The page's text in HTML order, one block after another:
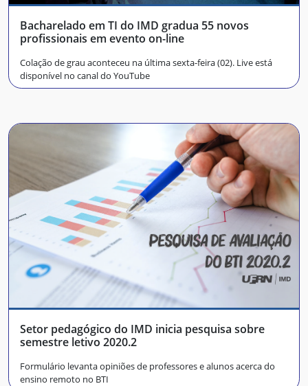
Bacharelado em TI do IMD gradua 55 novos
profissionais em evento on-line
Colação de grau aconteceu na última sexta-feira (02). Live está
disponível no canal do YouTube
Setor pedagógico do IMD inicia pesquisa sobre
semestre letivo 2020.2
Formulário levanta opiniões de professores e alunos acerca do
ensino remoto no BTI